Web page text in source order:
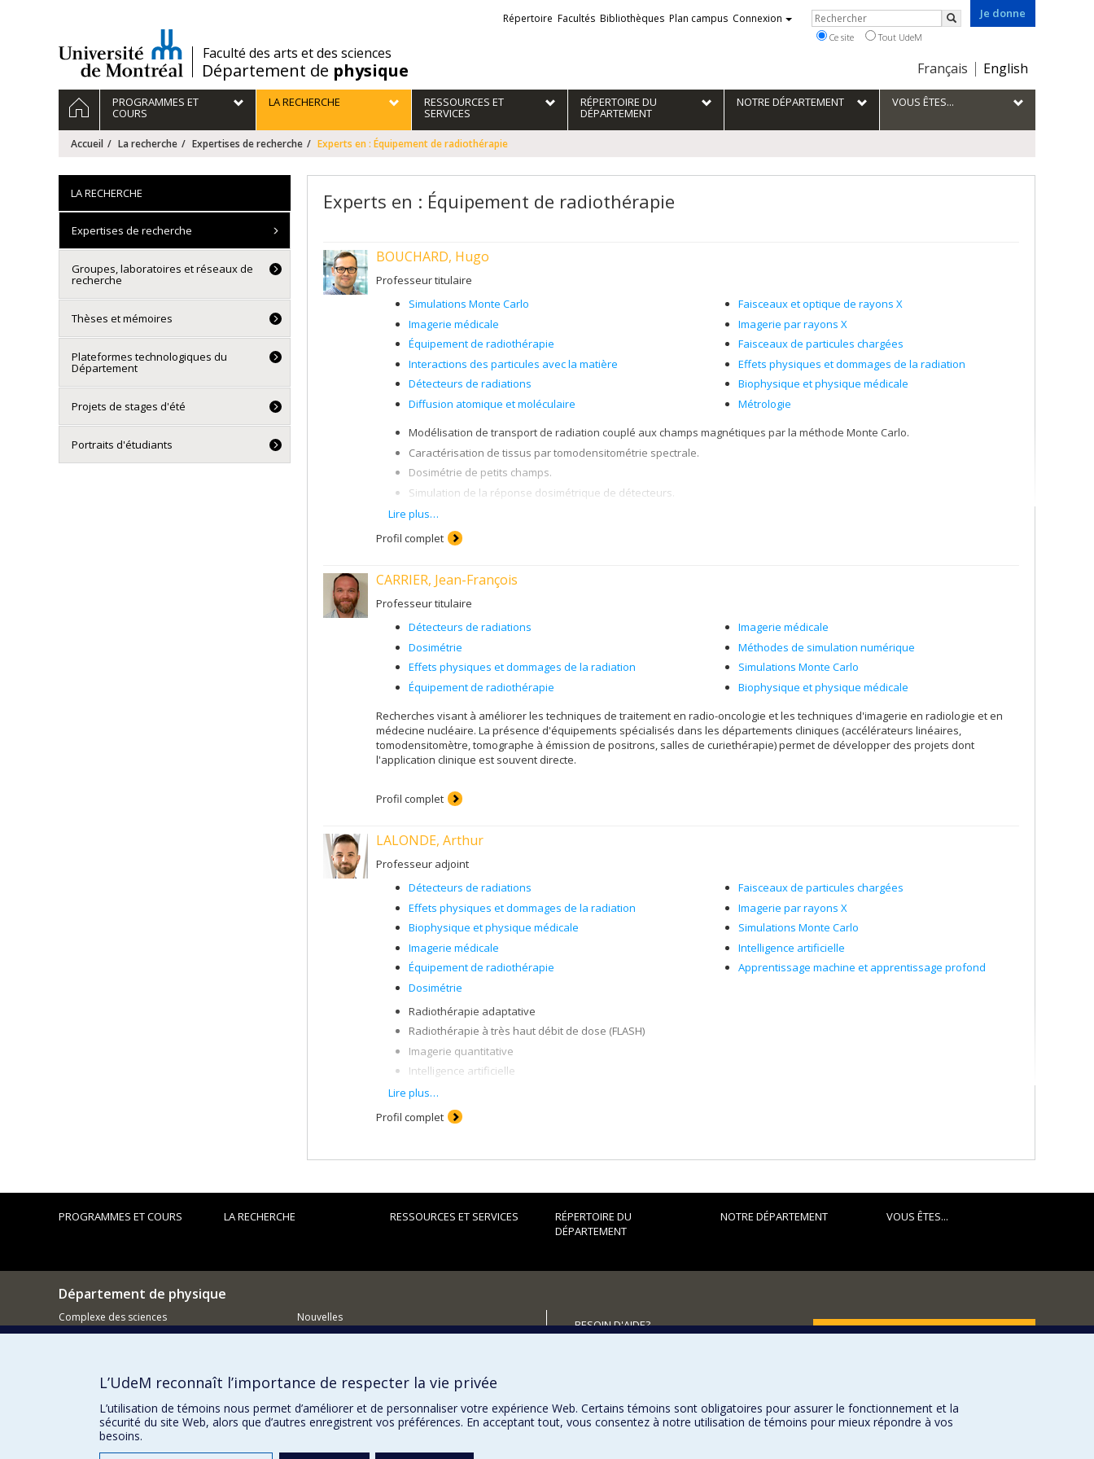
/Faculté des arts et des sciences
Département de physique
Je donne
Choix
la
langue
Français English
Liens
externes
Répertoire Facultés Bibliothèques Plan campus Connexion Rechercher
Rechercher
Ce site Tout UdeM
Navigation
principale
ACCUEILPROGRAMMES ET
COURS
LA RECHERCHE RESSOURCES ET
SERVICES
RÉPERTOIRE DU
DÉPARTEMENT
NOTRE DÉPARTEMENT VOUS ÊTES...
Accueil La recherche Expertises de recherche Experts en : Équipement de radiothérapie
Experts en : Équipement de radiothérapie
BOUCHARD, Hugo
Professeur titulaire
Simulations Monte Carlo
Imagerie médicale
Équipement de radiothérapie
Interactions des particules avec la matière
Détecteurs de radiations
Diffusion atomique et moléculaire
Faisceaux et optique de rayons X
Imagerie par rayons X
Faisceaux de particules chargées
Effets physiques et dommages de la radiation
Biophysique et physique médicale
Métrologie
Modélisation de transport de radiation couplé aux champs magnétiques par la méthode Monte Carlo.
Caractérisation de tissus par tomodensitométrie spectrale.
Dosimétrie de petits champs.
Simulation de la réponse dosimétrique de détecteurs.
Détecteurs de radiation : chambres à ionisation, film radiochromique, diodes, scintillateur, chambre d'ionisation liquide.
Lire plus…
Profil complet
CARRIER, Jean-François
Professeur titulaire
Détecteurs de radiations
Dosimétrie
Effets physiques et dommages de la radiation
Équipement de radiothérapie
Imagerie médicale
Méthodes de simulation numérique
Simulations Monte Carlo
Biophysique et physique médicale
Recherches visant à améliorer les techniques de traitement en radio-oncologie et les techniques d'imagerie en radiologie et en
médecine nucléaire. La présence d'équipements spécialisés dans les départements cliniques (accélérateurs linéaires,
tomodensitomètre, tomographe à émission de positrons, salles de curiethérapie) permet de développer des projets dont
l'application clinique est souvent directe.
Profil complet
LALONDE, Arthur
Professeur adjoint
Détecteurs de radiations
Effets physiques et dommages de la radiation
Biophysique et physique médicale
Imagerie médicale
Équipement de radiothérapie
Dosimétrie
Faisceaux de particules chargées
Imagerie par rayons X
Simulations Monte Carlo
Intelligence artificielle
Apprentissage machine et apprentissage profond
Radiothérapie adaptative
Radiothérapie à très haut débit de dose (FLASH)
Imagerie quantitative
Intelligence artificielle
Protonthérapie
Simulations Monte Carlo
Lire plus…
Profil complet
LA RECHERCHE
Expertises de recherche
Groupes, laboratoires et réseaux de
recherche
Thèses et mémoires
Plateformes technologiques du
Département
Projets de stages d'été
Portraits d'étudiants
PROGRAMMES ET COURS LA RECHERCHE RESSOURCES ET SERVICES
RÉPERTOIRE DU
DÉPARTEMENT
NOTRE DÉPARTEMENT VOUS ÊTES...
Département de physique
Complexe des sciences
1375 Avenue Thérèse-Lavoie-Roux
514 343-6667
Nouvelles
BESOIN D'AIDE?
FACULTÉ DES ARTS ET DES SCIENCES
Nos programmes et cours
L’UdeM reconnaît l’importance de respecter la vie privée
L’utilisation de témoins nous permet d’améliorer et de personnaliser votre expérience Web. Certains témoins sont obligatoires pour assurer le fonctionnement et la
sécurité du site Web, alors que d’autres enregistrent vos préférences. En acceptant tout, vous consentez à notre utilisation de témoins pour mieux répondre à vos
besoins.